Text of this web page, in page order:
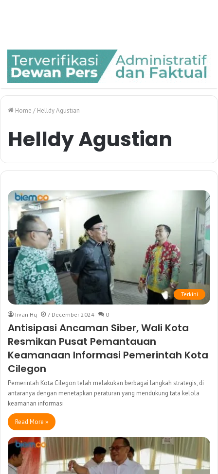
Home / Helldy Agustian
Helldy Agustian
Terkini
Irvan Hq 7 December 2024 0
Antisipasi Ancaman Siber, Wali Kota
Resmikan Pusat Pemantauan
Keamanaan Informasi Pemerintah Kota
Cilegon
Pemerintah Kota Cilegon telah melakukan berbagai langkah strategis, di
antaranya dengan menetapkan peraturan yang mendukung tata kelola
keamanan informasi
Read More »